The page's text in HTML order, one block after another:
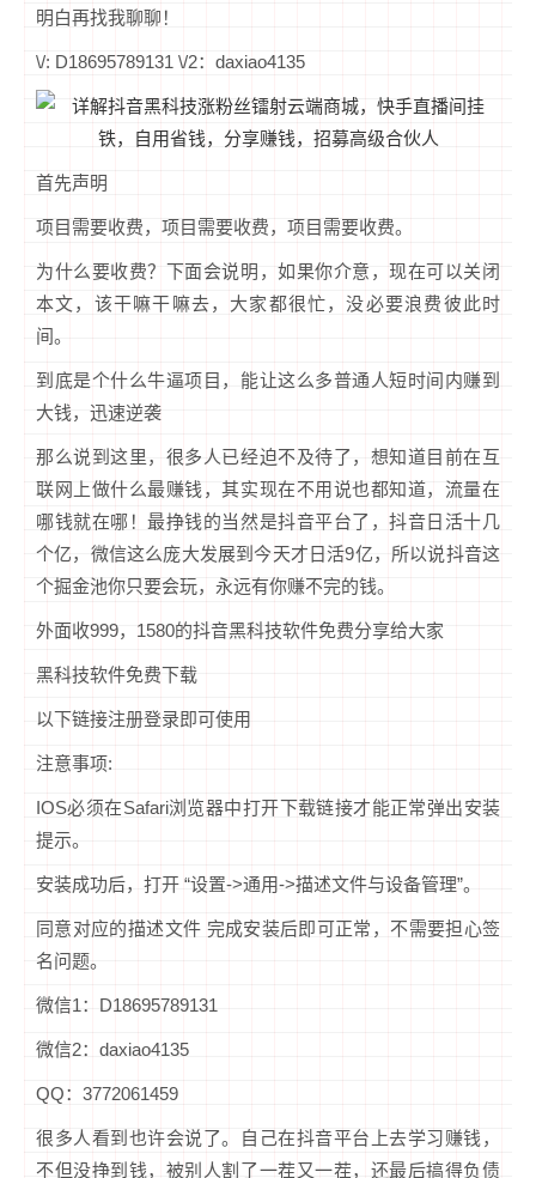
明白再找我聊聊！
\/: D18695789131 \/2：daxiao4135
首先声明
项目需要收费，项目需要收费，项目需要收费。
为什么要收费？下面会说明，如果你介意，现在可以关闭
本文，该干嘛干嘛去，大家都很忙，没必要浪费彼此时
间。
到底是个什么牛逼项目，能让这么多普通人短时间内赚到
大钱，迅速逆袭
那么说到这里，很多人已经迫不及待了，想知道目前在互
联网上做什么最赚钱，其实现在不用说也都知道，流量在
哪钱就在哪！最挣钱的当然是抖音平台了，抖音日活十几
个亿，微信这么庞大发展到今天才日活9亿，所以说抖音这
个掘金池你只要会玩，永远有你赚不完的钱。
外面收999，1580的抖音黑科技软件免费分享给大家
黑科技软件免费下载
以下链接注册登录即可使用
注意事项:
IOS必须在Safari浏览器中打开下载链接才能正常弹出安装
提示。
安装成功后，打开 “设置->通用->描述文件与设备管理”。
同意对应的描述文件 完成安装后即可正常，不需要担心签
名问题。
微信1：D18695789131
微信2：daxiao4135
QQ：3772061459
很多人看到也许会说了。自己在抖音平台上去学习赚钱，
不但没挣到钱，被别人割了一茬又一茬，还最后搞得负债